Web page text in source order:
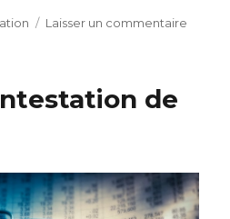
Laisser un commentaire
simple
de